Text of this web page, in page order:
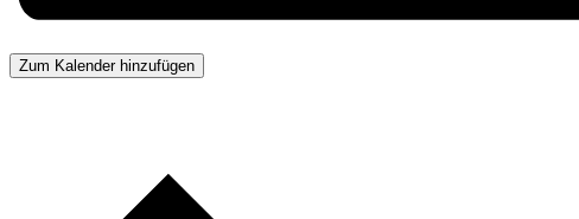
Zum Kalender hinzufügen